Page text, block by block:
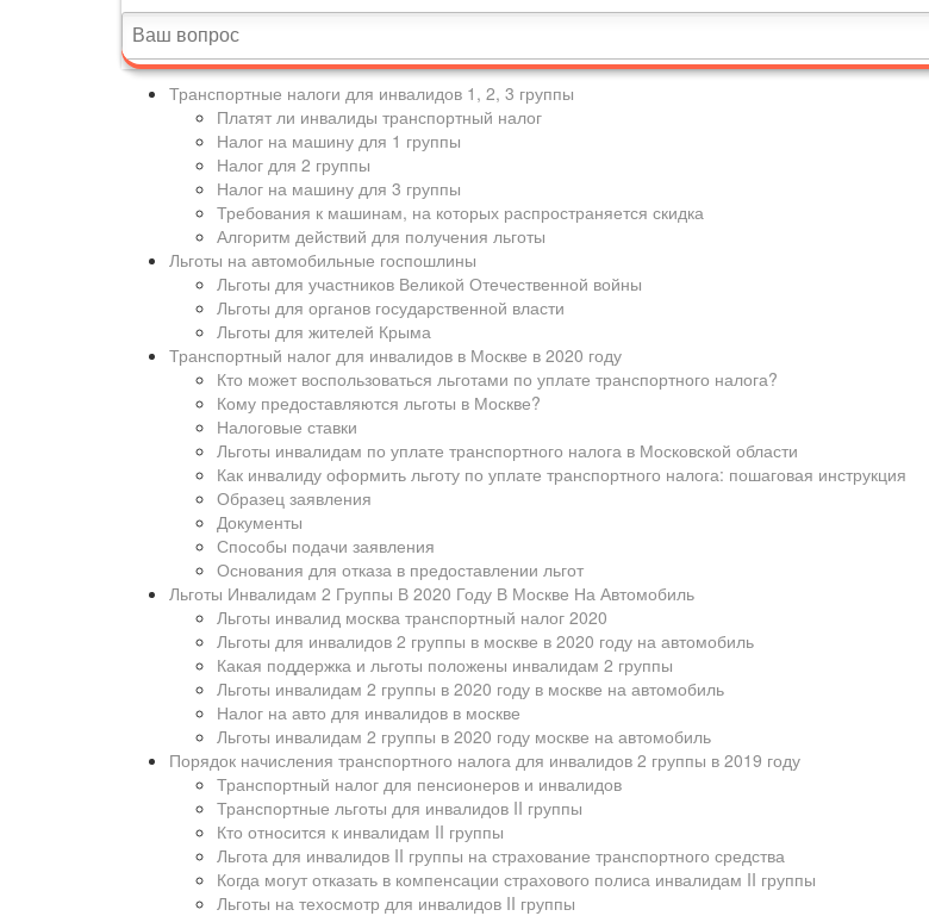
Транспортные налоги для инвалидов 1, 2, 3 группы
Платят ли инвалиды транспортный налог
Налог на машину для 1 группы
Налог для 2 группы
Налог на машину для 3 группы
Требования к машинам, на которых распространяется скидка
Алгоритм действий для получения льготы
Льготы на автомобильные госпошлины
Льготы для участников Великой Отечественной войны
Льготы для органов государственной власти
Льготы для жителей Крыма
Транспортный налог для инвалидов в Москве в 2020 году
Кто может воспользоваться льготами по уплате транспортного налога?
Кому предоставляются льготы в Москве?
Налоговые ставки
Льготы инвалидам по уплате транспортного налога в Московской области
Как инвалиду оформить льготу по уплате транспортного налога: пошаговая инструкция
Образец заявления
Документы
Способы подачи заявления
Основания для отказа в предоставлении льгот
Льготы Инвалидам 2 Группы В 2020 Году В Москве На Автомобиль
Льготы инвалид москва транспортный налог 2020
Льготы для инвалидов 2 группы в москве в 2020 году на автомобиль
Какая поддержка и льготы положены инвалидам 2 группы
Льготы инвалидам 2 группы в 2020 году в москве на автомобиль
Налог на авто для инвалидов в москве
Льготы инвалидам 2 группы в 2020 году москве на автомобиль
Порядок начисления транспортного налога для инвалидов 2 группы в 2019 году
Транспортный налог для пенсионеров и инвалидов
Транспортные льготы для инвалидов II группы
Кто относится к инвалидам II группы
Льгота для инвалидов II группы на страхование транспортного средства
Когда могут отказать в компенсации страхового полиса инвалидам II группы
Льготы на техосмотр для инвалидов II группы